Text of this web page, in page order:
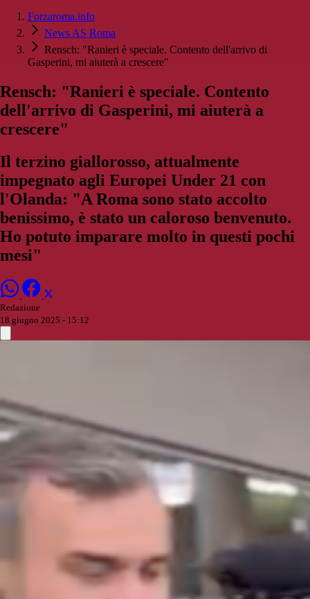
Forzaroma.info
News AS Roma
Rensch: "Ranieri è speciale. Contento dell'arrivo di
Gasperini, mi aiuterà a crescere"
Rensch: "Ranieri è speciale. Contento
dell'arrivo di Gasperini, mi aiuterà a
crescere"
Il terzino giallorosso, attualmente
impegnato agli Europei Under 21 con
l'Olanda: "A Roma sono stato accolto
benissimo, è stato un caloroso benvenuto.
Ho potuto imparare molto in questi pochi
mesi"
Redazione
18 giugno 2025 - 15:12